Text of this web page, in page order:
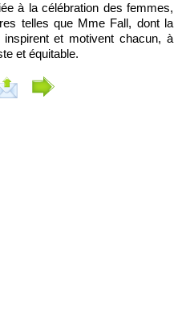
à la célébration des femmes,
telles que Mme Fall, dont la
et motivent chacun, à
et équitable.